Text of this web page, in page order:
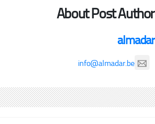
About Post Author
almadar
info@almadar.be